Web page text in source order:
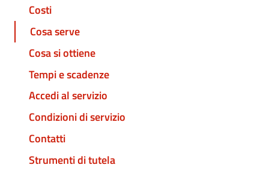
Costi
Cosa serve
Cosa si ottiene
Tempi e scadenze
Accedi al servizio
Condizioni di servizio
Contatti
Strumenti di tutela